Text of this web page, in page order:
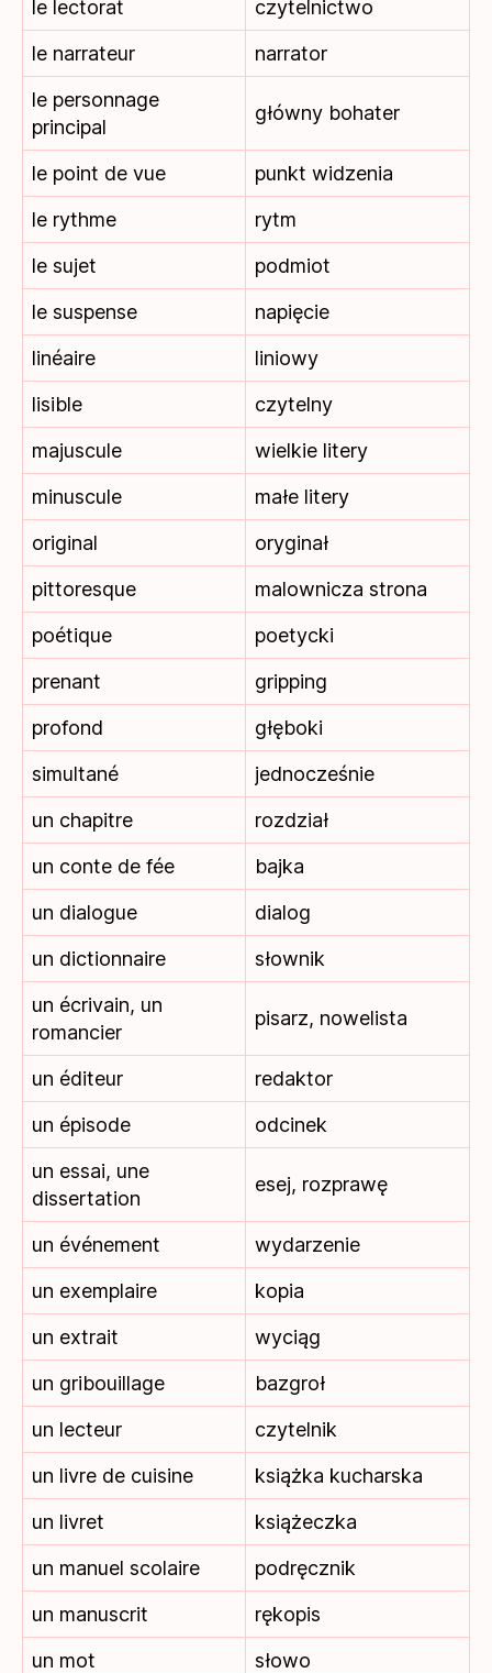
le lectorat
czytelnictwo
le narrateur
narrator
le personnage
principal
główny bohater
le point de vue
punkt widzenia
le rythme
rytm
le sujet
podmiot
le suspense
napięcie
linéaire
liniowy
lisible
czytelny
majuscule
wielkie litery
minuscule
małe litery
original
oryginał
pittoresque
malownicza strona
poétique
poetycki
prenant
gripping
profond
głęboki
simultané
jednocześnie
un chapitre
rozdział
un conte de fée
bajka
un dialogue
dialog
un dictionnaire
słownik
un écrivain, un
romancier
pisarz, nowelista
un éditeur
redaktor
un épisode
odcinek
un essai, une
dissertation
esej, rozprawę
un événement
wydarzenie
un exemplaire
kopia
un extrait
wyciąg
un gribouillage
bazgroł
un lecteur
czytelnik
un livre de cuisine
książka kucharska
un livret
książeczka
un manuel scolaire
podręcznik
un manuscrit
rękopis
un mot
słowo